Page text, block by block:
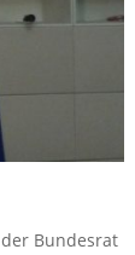
Bundesrat